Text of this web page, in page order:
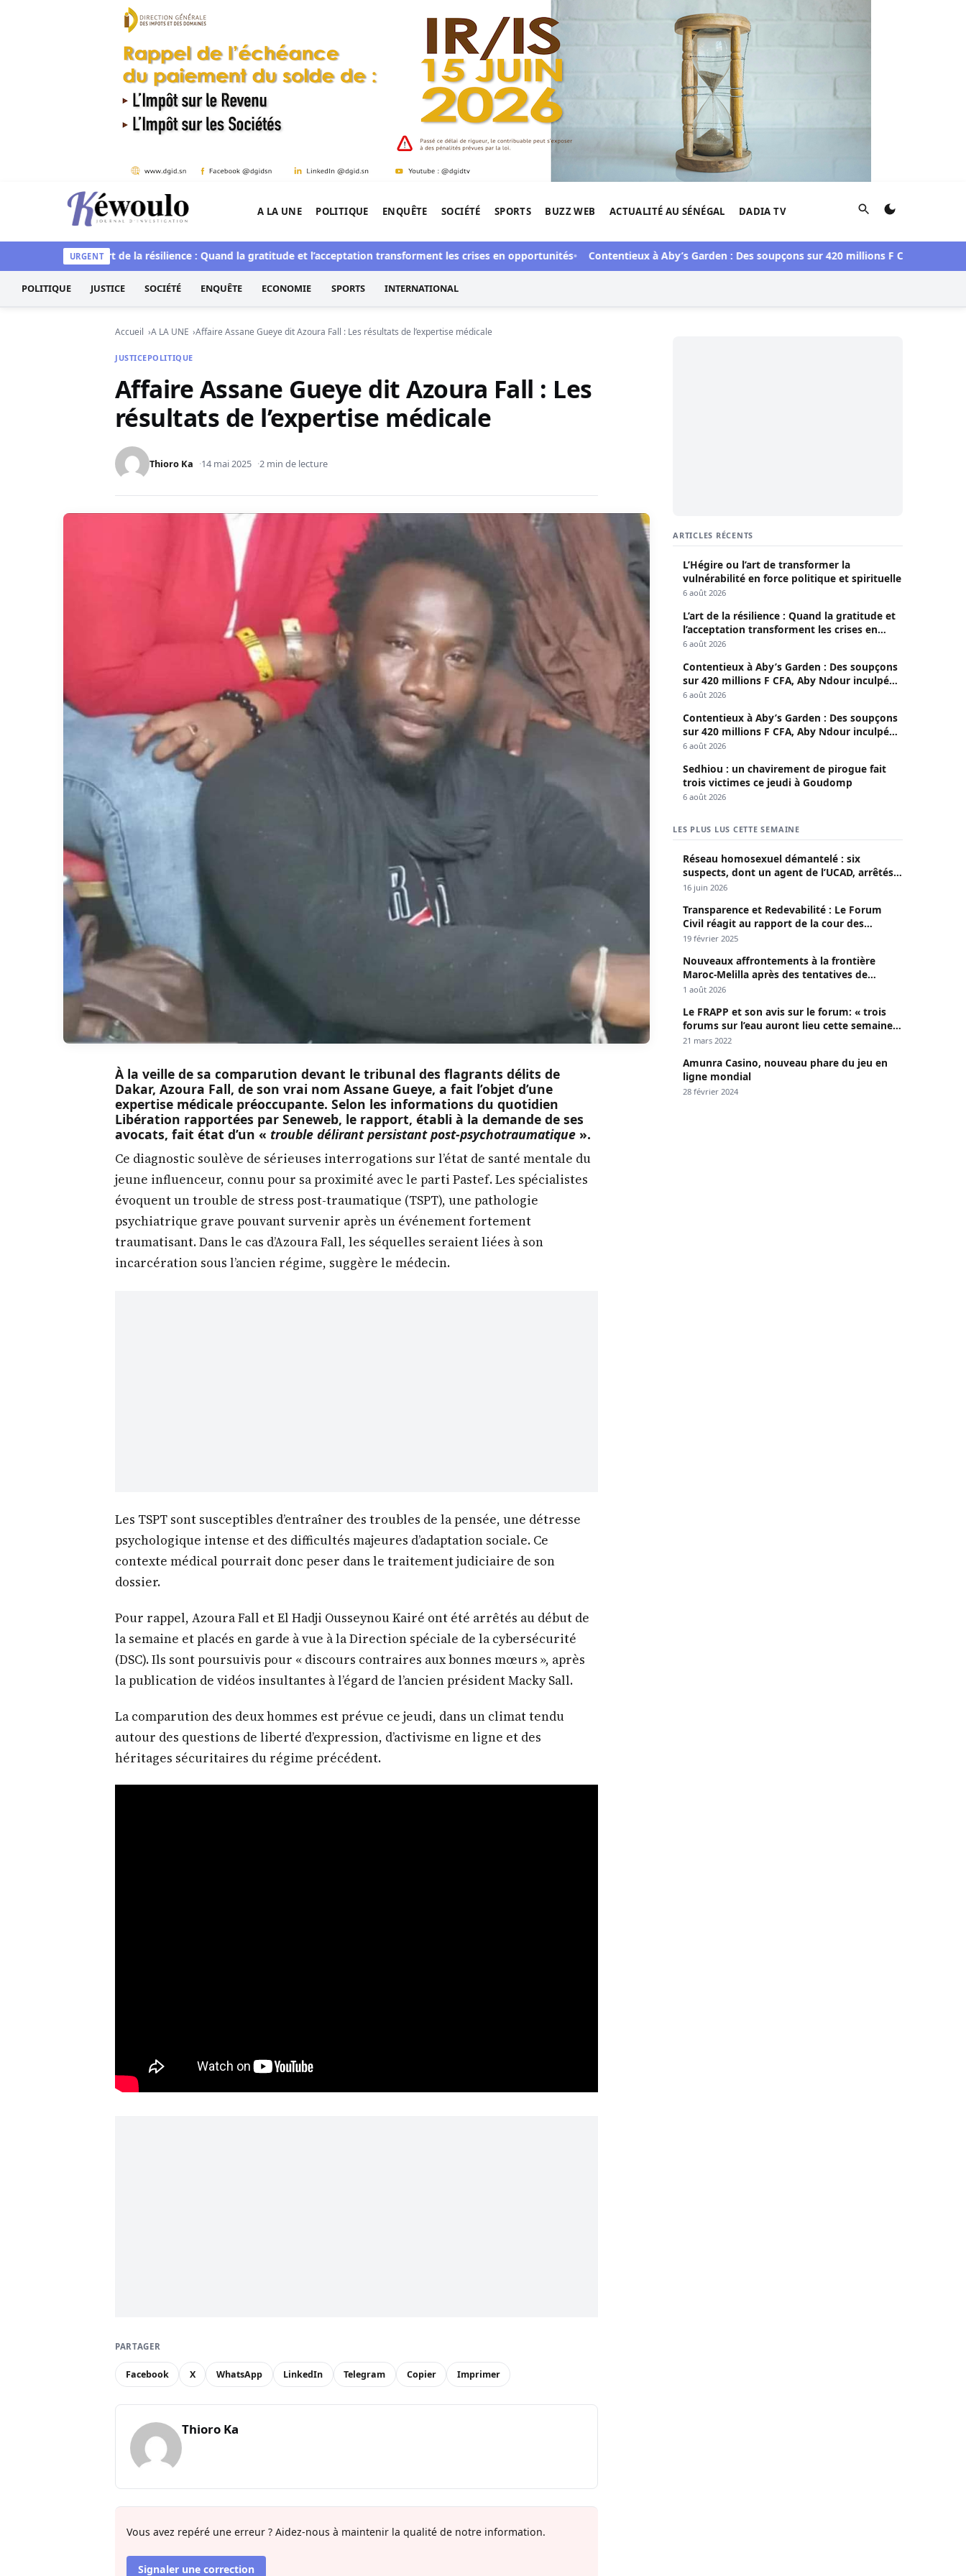
Aller au contenu
Kéwoulo, le premier site d'information et d'investigation de l'Afrique.
A LA UNE POLITIQUE ENQUÊTE SOCIÉTÉ SPORTS BUZZ WEB ACTUALITÉ AU SÉNÉGAL DADIA TV Rechercher
URGENT
L’art de la résilience : Quand la gratitude et l’acceptation transforment les crises en opportunités Contentieux à Aby’s Garden : Des soupçons sur 420 millions F CFA, Aby Ndour
POLITIQUE JUSTICE SOCIÉTÉ ENQUÊTE ECONOMIE SPORTS INTERNATIONAL
Accueil A LA UNE Affaire Assane Gueye dit Azoura Fall : Les résultats de l’expertise médicale
JUSTICEPOLITIQUE
Affaire Assane Gueye dit Azoura Fall : Les
résultats de l’expertise médicale
Thioro Ka 14 mai 2025 2 min de lecture
À la veille de sa comparution devant le tribunal des flagrants délits de
Dakar, Azoura Fall, de son vrai nom Assane Gueye, a fait l’objet d’une
expertise médicale préoccupante. Selon les informations du quotidien
Libération rapportées par Seneweb, le rapport, établi à la demande de ses
avocats, fait état d’un « trouble délirant persistant post-psychotraumatique ».
Ce diagnostic soulève de sérieuses interrogations sur l’état de santé mentale du
jeune influenceur, connu pour sa proximité avec le parti Pastef. Les spécialistes
évoquent un trouble de stress post-traumatique (TSPT), une pathologie
psychiatrique grave pouvant survenir après un événement fortement
traumatisant. Dans le cas d’Azoura Fall, les séquelles seraient liées à son
incarcération sous l’ancien régime, suggère le médecin.
Les TSPT sont susceptibles d’entraîner des troubles de la pensée, une détresse
psychologique intense et des difficultés majeures d’adaptation sociale. Ce
contexte médical pourrait donc peser dans le traitement judiciaire de son
dossier.
Pour rappel, Azoura Fall et El Hadji Ousseynou Kairé ont été arrêtés au début de
la semaine et placés en garde à vue à la Direction spéciale de la cybersécurité
(DSC). Ils sont poursuivis pour « discours contraires aux bonnes mœurs », après
la publication de vidéos insultantes à l’égard de l’ancien président Macky Sall.
La comparution des deux hommes est prévue ce jeudi, dans un climat tendu
autour des questions de liberté d’expression, d’activisme en ligne et des
héritages sécuritaires du régime précédent.
PARTAGER
Facebook X WhatsApp LinkedIn Telegram Copier Imprimer
Thioro Ka
Vous avez repéré une erreur ? Aidez-nous à maintenir la qualité de notre information.
Signaler une correction
ARTICLES RÉCENTS
L’Hégire ou l’art de transformer la
vulnérabilité en force politique et spirituelle
6 août 2026
L’art de la résilience : Quand la gratitude et
l’acceptation transforment les crises en
opportunités
6 août 2026
Contentieux à Aby’s Garden : Des soupçons
sur 420 millions F CFA, Aby Ndour inculpée
pour abus de biens sociaux
6 août 2026
Contentieux à Aby’s Garden : Des soupçons
sur 420 millions F CFA, Aby Ndour inculpée
pour abus de biens sociaux
6 août 2026
Sedhiou : un chavirement de pirogue fait
trois victimes ce jeudi à Goudomp
6 août 2026
LES PLUS LUS CETTE SEMAINE
Réseau homosexuel démantelé : six
suspects, dont un agent de l’UCAD, arrêtés à
Keur Massar ; l’un avoue avoir propagé le
16 juin 2026
Transparence et Redevabilité : Le Forum
Civil réagit au rapport de la cour des
comptes
19 février 2025
Nouveaux affrontements à la frontière
Maroc-Melilla après des tentatives de
passage
1 août 2026
Le FRAPP et son avis sur le forum: « trois
forums sur l’eau auront lieu cette semaine à
Dakar »
21 mars 2022
Amunra Casino, nouveau phare du jeu en
ligne mondial
28 février 2024